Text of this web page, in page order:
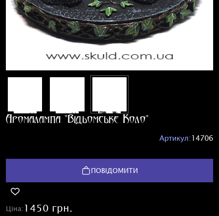
Аромалампа "Відьомське Коло"
Артикул:14706
ПОВІДОМИТИ
Ціна: 1450 грн.